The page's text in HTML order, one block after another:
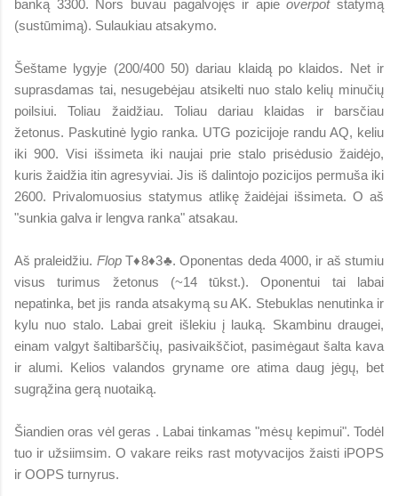
banką 3300. Nors buvau pagalvojęs ir apieoverpotstatymą
(sustūmimą). Sulaukiau atsakymo.
Šeštame lygyje (200/400 50) dariau klaidą po klaidos. Net ir
suprasdamas tai, nesugebėjau atsikelti nuo stalo kelių minučių
poilsiui. Toliau žaidžiau. Toliau dariau klaidas ir barsčiau
žetonus. Paskutinė lygio ranka. UTG pozicijoje randu AQ, keliu
iki 900. Visi išsimeta iki naujai prie stalo prisėdusio žaidėjo,
kuris žaidžia itin agresyviai. Jis iš dalintojo pozicijos permuša iki
2600. Privalomuosius statymus atlikę žaidėjai išsimeta. O aš
"sunkia galva ir lengva ranka" atsakau.
Aš praleidžiu. FlopT♦8♦3♣. Oponentas deda 4000, ir aš stumiu
visus turimus žetonus (~14 tūkst.). Oponentui tai labai
nepatinka, bet jis randa atsakymą su AK. Stebuklas nenutinka ir
kylu nuo stalo. Labai greit išlekiu į lauką. Skambinu draugei,
einam valgyt šaltibarščių, pasivaikščiot, pasimėgaut šalta kava
ir alumi. Kelios valandos gryname ore atima daug jėgų, bet
sugrąžina gerą nuotaiką.
Šiandien oras vėl geras . Labai tinkamas "mėsų kepimui". Todėl
tuo ir užsiimsim. O vakare reiks rast motyvacijos žaisti iPOPS
ir OOPS turnyrus.